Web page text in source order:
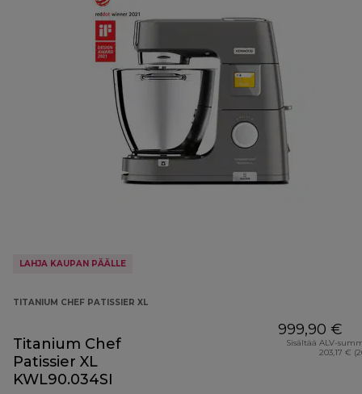
LAHJA KAUPAN PÄÄLLE
TITANIUM CHEF PATISSIER XL
Titanium Chef
Patissier XL
KWL90.034SI
999,90 €
Sisältää ALV-
203,17 €